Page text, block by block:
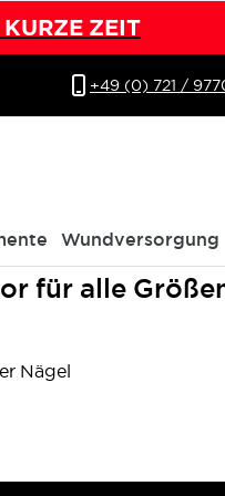
ZEIT
+49 (0) 721 /
Wundversorgung
für alle
Nägel